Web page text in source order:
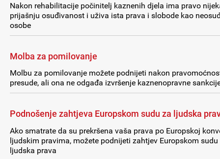
Nakon rehabilitacije počinitelj kaznenih djela ima pravo
prijašnju osuđivanost i uživa ista prava i slobode kao
osobe
Molba za pomilovanje
Molbu za pomilovanje možete podnijeti nakon
presude, ali ona ne odgađa izvršenje kaznenopravne
Podnošenje zahtjeva Europskom sudu za ljudska
Ako smatrate da su prekršena vaša prava po Europskoj
ljudskim pravima, možete podnijeti zahtjev Europskom sudu
ljudska prava